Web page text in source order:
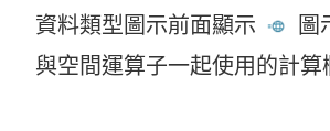
資料類型圖示前面顯示
圖
與空間運算子一起使用的計算